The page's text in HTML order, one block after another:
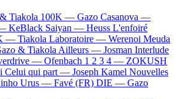
Tiakola 100K — Gazo Casanova —
KeBlack Saiyan — Heuss L'enfoiré
— Tiakola Laboratoire — Werenoi Meuda
& TiakolaAilleurs — Josman Interlude
— Ofenbach 1 2 3 4 — ZOKUSH
Celui qui part — Joseph Kamel Nouvelles
Urus — Favé (FR) DIE — Gazo